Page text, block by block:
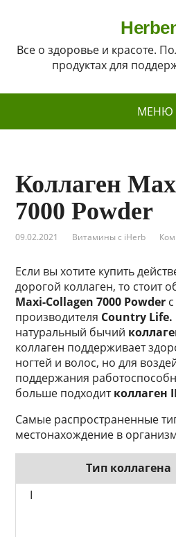
Все о здоровье и красоте.
продуктах для
МЕНЮ
Коллаген
7000 Powder
09.02.2021 Витамины с iHerb
Если вы хотите купить
дорогой коллаген, то стоит
Maxi-Collagen 7000 Powder
производителя Country Life.
натуральный бычий
коллаген поддерживает
ногтей и волос, но для
поддержания
больше подходитколлаген
Самые распространенные
местонахождение в
Тип коллагена
I